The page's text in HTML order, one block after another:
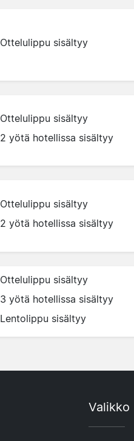
Ottelulippu sisältyy
Ottelulippu sisältyy
2 yötä hotellissa sisältyy
Ottelulippu sisältyy
2 yötä hotellissa sisältyy
Ottelulippu sisältyy
3 yötä hotellissa sisältyy
Lentolippu sisältyy
Valikko